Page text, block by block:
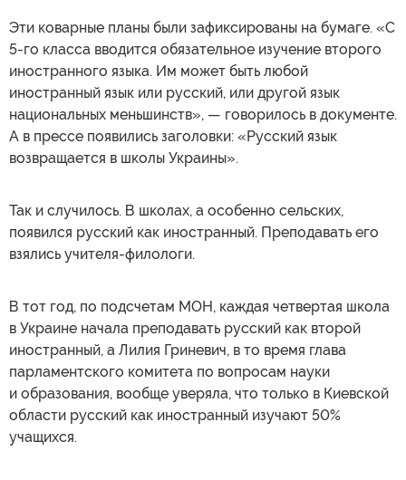
Эти коварные планы были зафиксированы на бумаге. «С
5-го класса вводится обязательное изучение второго
иностранного языка. Им может быть любой
иностранный язык или русский, или другой язык
национальных меньшинств», — говорилось в документе.
А в прессе появились заголовки: «Русский язык
возвращается в школы Украины».
Так и случилось. В школах, а особенно сельских,
появился русский как иностранный. Преподавать его
взялись учителя-филологи.
В тот год, по подсчетам МОН, каждая четвертая школа
в Украине начала преподавать русский как второй
иностранный, а Лилия Гриневич, в то время глава
парламентского комитета по вопросам науки
и образования, вообще уверяла, что только в Киевской
области русский как иностранный изучают 50%
учащихся.